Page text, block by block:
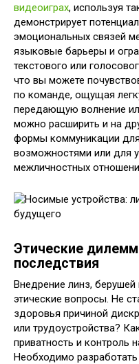
видеоиграх, используя
демонстрирует
эмоциональных связей
языковые барьеры и
текстового или
что вы можете
по команде, ощущая
передающую волнение
можно расширить и на
формы коммуникации
возможностями или для
межличностных
Этические
последствия
Внедрение линз,
этические вопросы. Не
здоровья причиной
или трудоустройства?
приватность и контроль
Необходимо